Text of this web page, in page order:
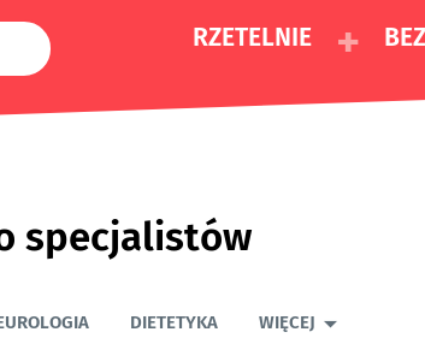
RZETELNIE +
specjalistów
DIETETYKA WIĘCEJ